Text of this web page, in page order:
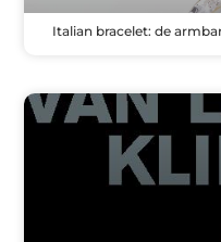
Italian bracelet: de